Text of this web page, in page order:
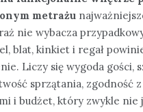
metrażu
nie wybacza
blat, kinkiet i regał
Liczy się wygoda gości,
sprzątania, zgodność
i budżet, który zwykle nie